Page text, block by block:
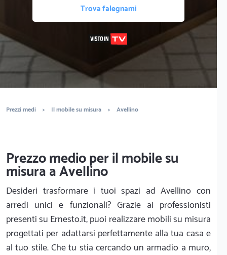
Trova falegnami
Prezzi medi > Il mobile su misura > Avellino
Prezzo medio per il mobile su
misura a Avellino
Desideri trasformare i tuoi spazi ad Avellino con
arredi unici e funzionali? Grazie ai professionisti
presenti su Ernesto.it, puoi realizzare mobili su misura
progettati per adattarsi perfettamente alla tua casa e
al tuo stile. Che tu stia cercando un armadio a muro,